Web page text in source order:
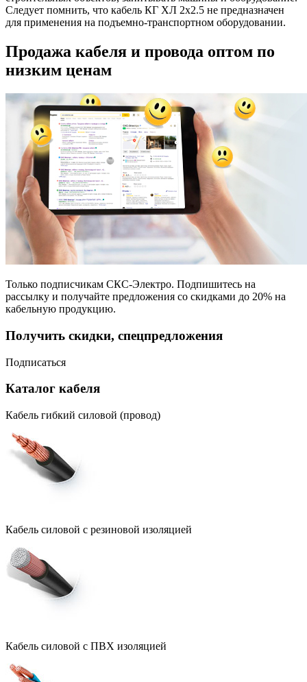
Следует помнить, что кабель КГ ХЛ 2х2.5 не предназначен
для применения на подъемно-транспортном оборудовании.
Продажа кабеля и провода оптом по
низким ценам
Только подписчикам СКС-Электро. Подпишитесь на
рассылку и получайте предложения со скидками до 20% на
кабельную продукцию.
Получить скидки, спецпредложения
Подписаться
Каталог кабеля
Кабель гибкий силовой (провод)
Кабель силовой с резиновой изоляцией
Кабель силовой с ПВХ изоляцией